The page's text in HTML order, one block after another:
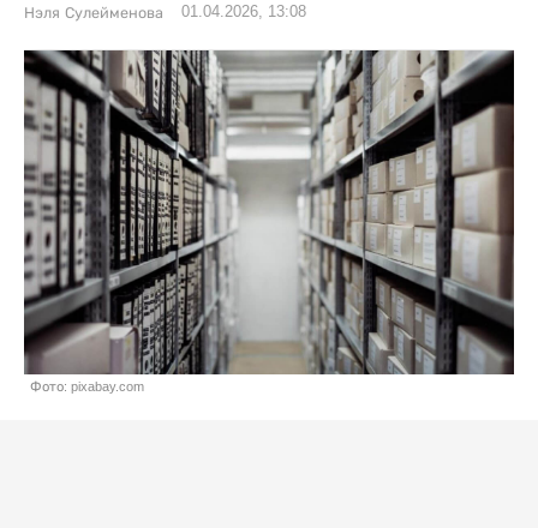
Нэля Сулейменова 01.04.2026, 13:08
Фото: pixabay.com